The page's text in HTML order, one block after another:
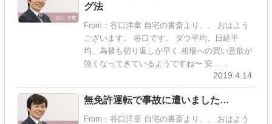
グ法
From：谷口洋章 自宅の書斎より、、 おはよう
ございます。 谷口です。 ダウ平均、日経平
均、為替も切り返しが早く 相場への買い意欲が
強くなってきているようですね〜 安……
2019.4.14
無免許運転で事故に遭いました…
From：谷口洋章 自宅の書斎より、、 おはよう